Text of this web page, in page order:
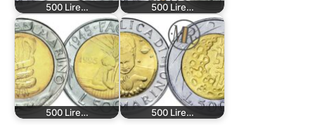
500 Lire… 500 Lire…
500 Lire… 500 Lire…